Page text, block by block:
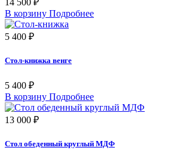
В корзину Подробнее
5 400 ₽
Стол-книжка венге
5 400 ₽
В корзину Подробнее
13 000 ₽
Стол обеденный круглый МДФ